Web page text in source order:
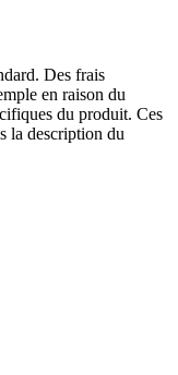
Des frais
en raison du
du produit. Ces
la description du